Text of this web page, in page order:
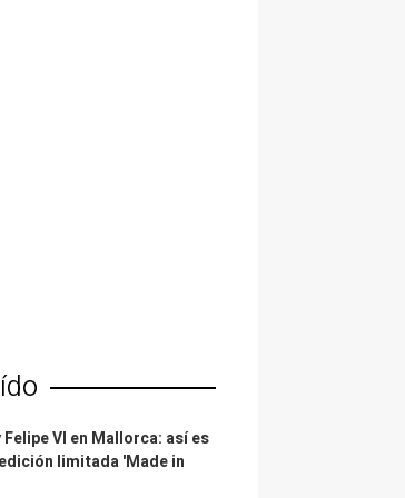
Felipe VI en Mallorca: así es
limitada 'Made in